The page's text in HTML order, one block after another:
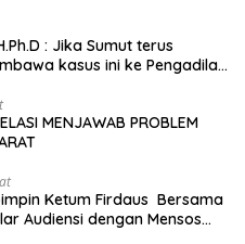
: Jika Sumut terus
kasus ini ke Pengadilan
MENJAWAB PROBLEM
Ketum Firdaus Bersama
Audiensi dengan Mensos